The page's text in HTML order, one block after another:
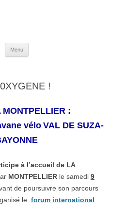
Menu
!
:
vélo VAL DE SUZA-
à l’accueil de LA
MONTPELLIER le samedi 9
de poursuivre son parcours
le forum international